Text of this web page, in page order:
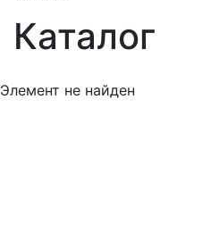
Каталог
Элемент не найден